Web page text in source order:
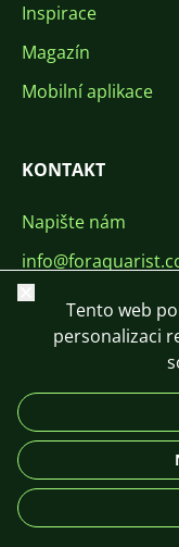
Inspirace
Magazín
Mobilní aplikace
KONTAKT
Napište nám
+420 603 449 602
Zavřít
Tento web
personalizaci